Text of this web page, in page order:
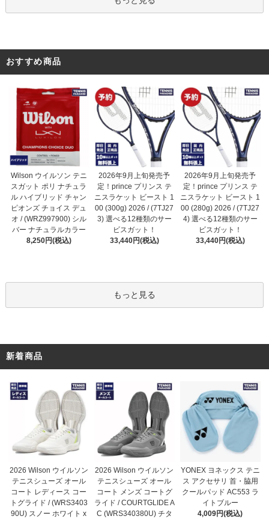
おすすめ商品
Wilson ウイルソン テニ
スガット ポリ ナチュラ
ル ハイブリッド チャン
ピオンズ チョイス デュ
オ / (WRZ997900) シル
バー ナチュラルカラー
8,250円(税込)
2026年9月上旬発売予
定！prince プリンス テ
ニスラケット ビースト 1
00 (300g) 2026 / (7TJ27
3) 選べる12種類のサー
ビスガット！
33,440円(税込)
2026年9月上旬発売予
定！prince プリンス テ
ニスラケット ビースト 1
00 (280g) 2026 / (7TJ27
4) 選べる12種類のサー
ビスガット！
33,440円(税込)
もっと見る
新着商品
2026 Wilson ウイルソン
テニスシューズ オール
コート レディース コー
トグライド / (WRS3403
90U) スノー ホワイト x
2026 Wilson ウイルソン
テニスシューズ オール
コート メンズ コートグ
ライド / COURTGLIDE A
C (WRS340380U) チタ
YONEX ヨネックス テニ
ス アクセサリ 首・脇用
クールパッド AC553 ラ
イトブルー
4,009円(税込)